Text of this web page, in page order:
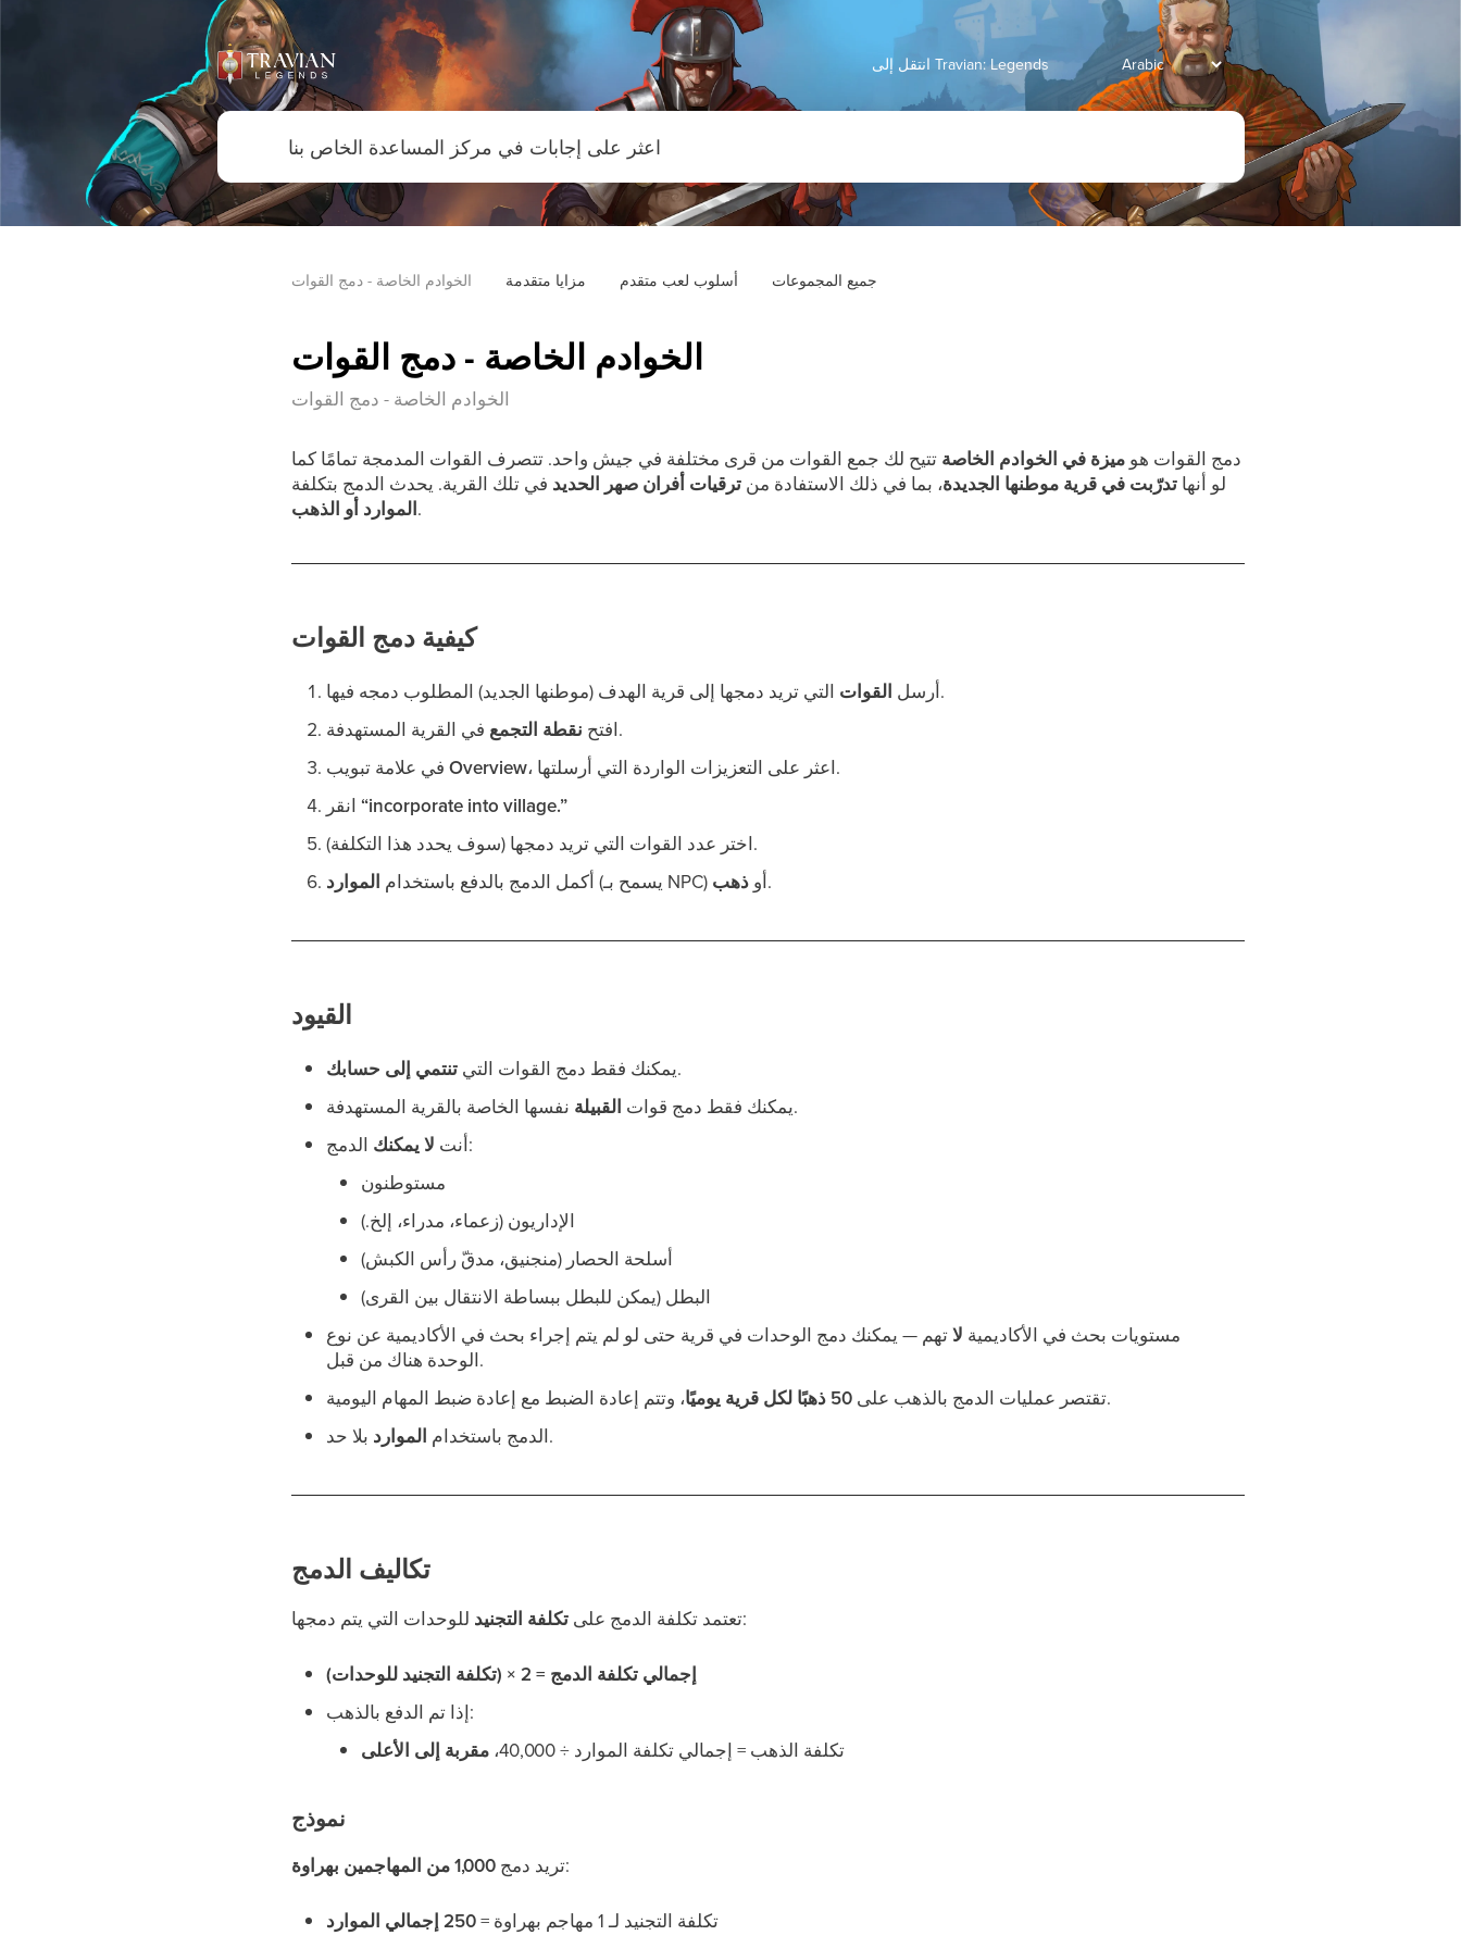
انتقل إلى Travian: Legends
جميع المجموعات أسلوب لعب متقدم مزايا متقدمة الخوادم الخاصة - دمج القوات
الخوادم الخاصة - دمج القوات
الخوادم الخاصة - دمج القوات
دمج القوات هو ميزة في الخوادم الخاصة تتيح لك جمع القوات من قرى مختلفة في جيش واحد. تتصرف القوات المدمجة تمامًا كما
لو أنها تدرّبت في قرية موطنها الجديدة، بما في ذلك الاستفادة من ترقيات أفران صهر الحديد في تلك القرية. يحدث الدمج بتكلفة
الموارد أو الذهب.
كيفية دمج القوات
أرسل القوات
التي تريد دمجها إلى قرية الهدف (موطنها الجديد) المطلوب دمجه فيها.
افتح نقطة التجمع
في القرية المستهدفة.
في علامة تبويبOverview
، اعثر على التعزيزات الواردة التي أرسلتها.
انقر“incorporate into village.”
اختر عدد القوات التي تريد دمجها (سوف يحدد هذا التكلفة).
أكمل الدمج بالدفع باستخدام الموارد (يسمح بـ NPC) أو ذهب .
القيود
يمكنك فقط دمج القوات التي تنتمي إلى حسابك
.
يمكنك فقط دمج قوات القبيلة
نفسها الخاصة بالقرية المستهدفة.
أنت لا يمكنك
الدمج:
مستوطنون
الإداريون (زعماء، مدراء، إلخ.)
أسلحة الحصار (منجنيق، مدقّ رأس الكبش)
البطل (يمكن للبطل ببساطة الانتقال بين القرى)
مستويات بحث في الأكاديمية لاتهم — يمكنك دمج الوحدات في قرية حتى لو لم يتم إجراء بحث في الأكاديمية عن نوع
الوحدة هناك من قبل.
تقتصر عمليات الدمج بالذهب على 50 ذهبًا لكل قرية يوميًا
، وتتم إعادة الضبط مع إعادة ضبط المهام اليومية.
الدمج باستخدام الموارد بلا حد.
تكاليف الدمج
تعتمد تكلفة الدمج على تكلفة التجنيد للوحدات التي يتم دمجها:
إجمالي تكلفة الدمج = 2 × (تكلفة التجنيد للوحدات)
إذا تم الدفع بالذهب:
تكلفة الذهب = إجمالي تكلفة الموارد ÷ 40,000،
مقربة إلى الأعلى
نموذج
تريد دمج 1,000 من المهاجمين بهراوة :
تكلفة التجنيد لـ 1 مهاجم بهراوة =
250 إجمالي الموارد